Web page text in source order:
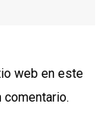
web en este
comentario.